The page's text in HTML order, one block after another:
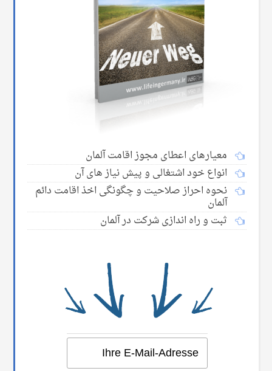
معیارهای اعطای مجوز اقامت آلمان
انواع خود اشتغالی و پیش نیاز های آن
نحوه احراز صلاحیت و چگونگی اخذ اقامت دائم
آلمان
ثبت و راه اندازی شرکت در آلمان